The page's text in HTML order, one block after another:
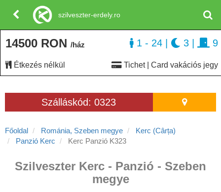
Szálláskód: 0323
Főoldal Románia, Szeben megye
Kerc (Cârța)
Panzió Kerc
Kerc Panzió K323
Szilveszter Kerc - Panzió - Szeben
megye
14500 RON /ház
Étkezés nélkül Tichet | Card vakációs jegy
1 - 24 3 9
szilveszter-erdely.ro